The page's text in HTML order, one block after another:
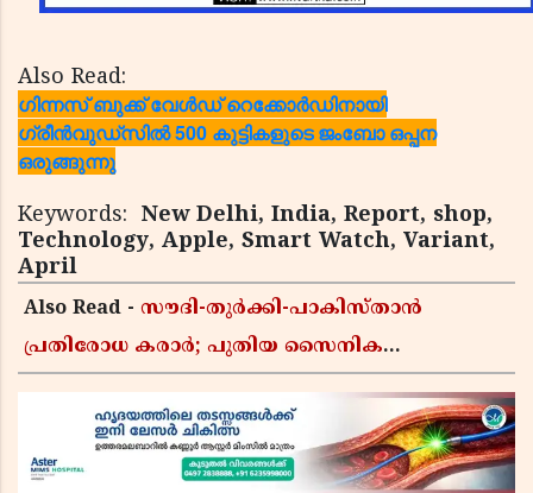
Also Read:
ഗിന്നസ് ബുക്ക് വേള്‍ഡ് റെക്കോര്‍ഡിനായി
ഗ്രീന്‍വുഡ്‌സില്‍ 500 കുട്ടികളുടെ ജംബോ ഒപ്പന
ഒരുങ്ങുന്നു
Keywords: New Delhi, India, Report, shop,
Technology, Apple, Smart Watch, Variant,
April
Also Read - സൗദി-തുർക്കി-പാകിസ്താൻ
പ്രതിരോധ കരാർ; പുതിയ സൈനിക